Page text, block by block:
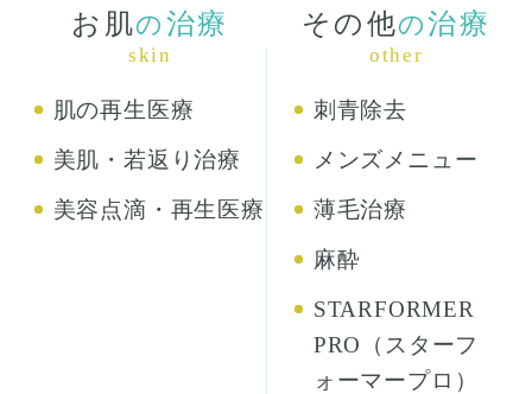
お肌の 治療
skin
肌の再生医療
美肌・若返り治療
美容点滴・再生医療
その他の治療
other
刺青除去
メンズメニュー
薄毛治療
麻酔
STARFORMER
PRO（スターフ
ォーマープロ）